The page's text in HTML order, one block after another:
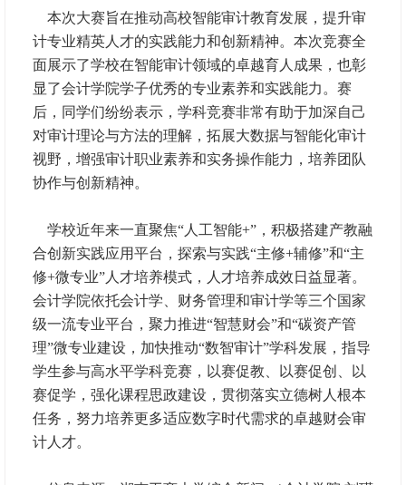
本次大赛旨在推动高校智能审计教育发展，提升审
计专业精英人才的实践能力和创新精神。本次竞赛全
面展示了学校在智能审计领域的卓越育人成果，也彰
显了会计学院学子优秀的专业素养和实践能力。赛
后，同学们纷纷表示，学科竞赛非常有助于加深自己
对审计理论与方法的理解，拓展大数据与智能化审计
视野，增强审计职业素养和实务操作能力，培养团队
协作与创新精神。
学校近年来一直聚焦“人工智能+”，积极搭建产教融
合创新实践应用平台，探索与实践“主修+辅修”和“主
修+微专业”人才培养模式，人才培养成效日益显著。
会计学院依托会计学、财务管理和审计学等三个国家
级一流专业平台，聚力推进“智慧财会”和“碳资产管
理”微专业建设，加快推动“数智审计”学科发展，指导
学生参与高水平学科竞赛，以赛促教、以赛促创、以
赛促学，强化课程思政建设，贯彻落实立德树人根本
任务，努力培养更多适应数字时代需求的卓越财会审
计人才。